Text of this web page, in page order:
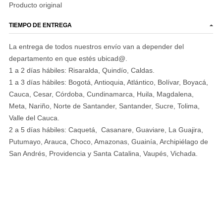
Producto original
TIEMPO DE ENTREGA
La entrega de todos nuestros envío van a depender del
departamento en que estés ubicad@.
1 a 2 días hábiles: Risaralda, Quindío, Caldas.
1 a 3 días hábiles: Bogotá, Antioquia, Atlántico, Bolívar, Boyacá,
Cauca, Cesar, Córdoba, Cundinamarca, Huila, Magdalena,
Meta, Nariño, Norte de Santander, Santander, Sucre, Tolima,
Valle del Cauca.
2 a 5 días hábiles: Caquetá, Casanare, Guaviare, La Guajira,
Putumayo, Arauca, Choco, Amazonas, Guainía, Archipiélago de
San Andrés, Providencia y Santa Catalina, Vaupés, Vichada.